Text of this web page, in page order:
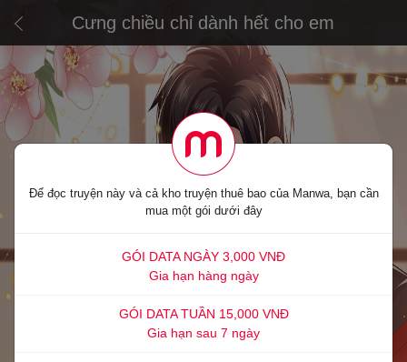
Cưng chiều chỉ dành hết cho em
Để đọc truyện này và cả kho truyện thuê bao của Manwa, bạn cần
mua một gói dưới đây
GÓI DATA NGÀY 3,000 VNĐ
Gia hạn hàng ngày
GÓI DATA TUẦN 15,000 VNĐ
Gia hạn sau 7 ngày